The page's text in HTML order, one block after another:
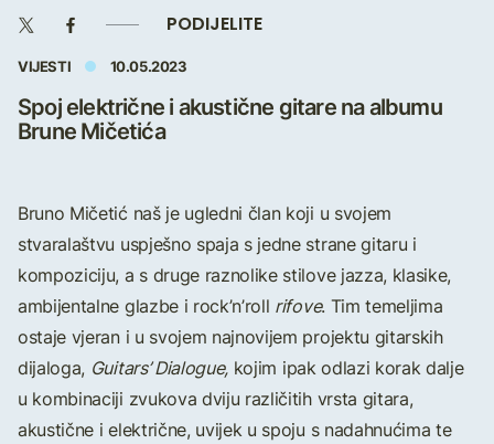
PODIJELITE
VIJESTI 10.05.2023
Spoj električne i akustične gitare na albumu
Brune Mičetića
Bruno Mičetić naš je ugledni član koji u svojem
stvaralaštvu uspješno spaja s jedne strane gitaru i
kompoziciju, a s druge raznolike stilove jazza, klasike,
ambijentalne glazbe i rock’n’roll rifove. Tim temeljima
ostaje vjeran i u svojem najnovijem projektu gitarskih
dijaloga, Guitars’ Dialogue, kojim ipak odlazi korak dalje
u kombinaciji zvukova dviju različitih vrsta gitara,
akustične i električne, uvijek u spoju s nadahnućima te